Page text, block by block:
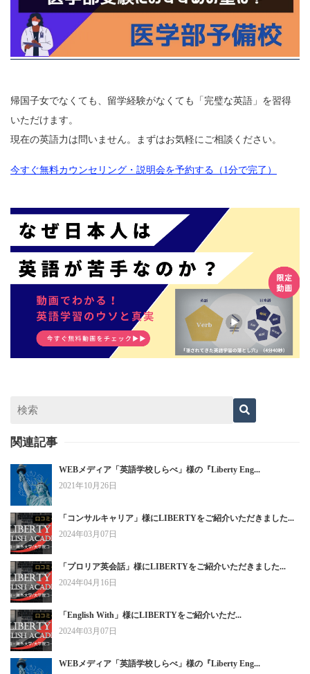
帰国子女でなくても、留学経験がなくても「完璧な英語」を習得
いただけます。
現在の英語力は問いません。まずはお気軽にご相談ください。
今すぐ無料カウンセリング・説明会を予約する（1分で完了）
関連記事
WEBメディア「英語学校しらべ」様の『Liberty Eng...
2021年10月26日
「コンサルキャリア」様にLIBERTYをご紹介いただきました...
2024年03月07日
「プロリア英会話」様にLIBERTYをご紹介いただきました...
2024年04月16日
「English With」様にLIBERTYをご紹介いただ...
2024年03月07日
WEBメディア「英語学校しらべ」様の『Liberty Eng...